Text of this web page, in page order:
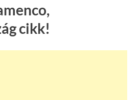
cikk!